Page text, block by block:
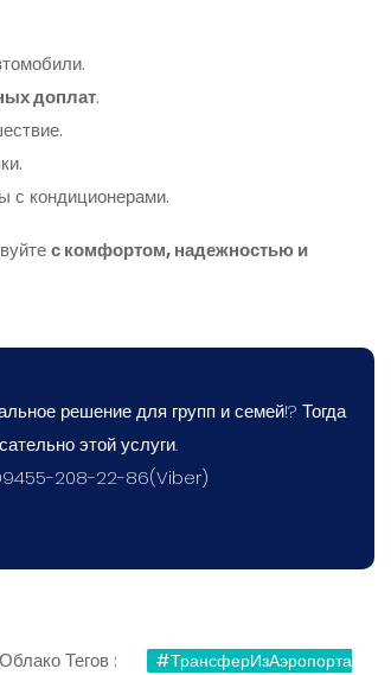
доплат.
с кондиционерами.
с комфортом, надежностью и
решение для групп и семей!? Тогда
этой услуги.
208-22-86(Viber)
Облако Тегов :
#ТрансферИзАэропорта